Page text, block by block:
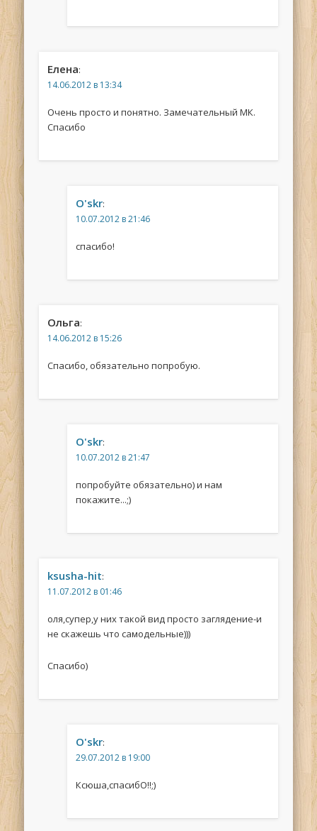
Елена:
14.06.2012 в 13:34
Очень просто и понятно. Замечательный МК.
Спасибо
O'skr:
10.07.2012 в 21:46
спасибо!
Ольга:
14.06.2012 в 15:26
Спасибо, обязательно попробую.
O'skr:
10.07.2012 в 21:47
попробуйте обязательно) и нам
покажите...;)
ksusha-hit:
11.07.2012 в 01:46
оля,супер,у них такой вид просто заглядение-и
не скажешь что самодельные)))
Спасибо)
O'skr:
29.07.2012 в 19:00
Ксюша,спасибО!!;)